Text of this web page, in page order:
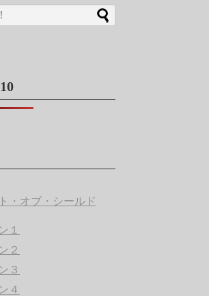
・オブ・シールド
１
２
３
４